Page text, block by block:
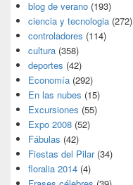
blog de verano (193)
ciencia y tecnologia (272)
controladores (114)
cultura (358)
deportes (42)
Economía (292)
En las nubes (15)
Excursiones (55)
Expo 2008 (52)
Fábulas (42)
Fiestas del Pilar(34)
floralia 2014 (4)